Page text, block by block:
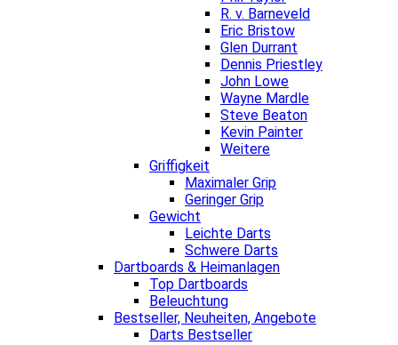
R. v. Barneveld
Eric Bristow
Glen Durrant
Dennis Priestley
John Lowe
Wayne Mardle
Steve Beaton
Kevin Painter
Weitere
Griffigkeit
Maximaler Grip
Geringer Grip
Gewicht
Leichte Darts
Schwere Darts
Dartboards & Heimanlagen
Top Dartboards
Beleuchtung
Bestseller, Neuheiten, Angebote
Darts Bestseller